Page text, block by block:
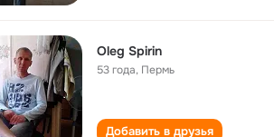
Oleg Spirin
53 года, Пермь
Добавить в друзья